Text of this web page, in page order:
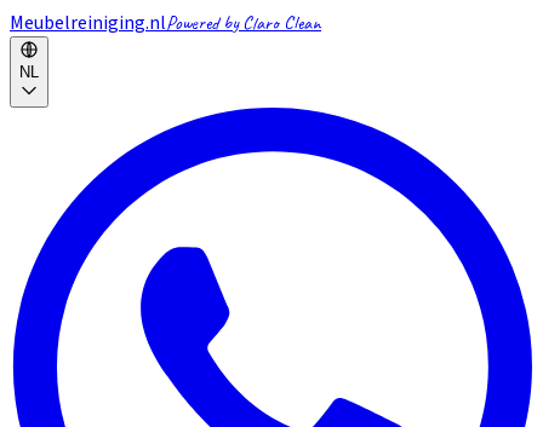
Meubelreiniging.nlPowered by Claro Clean
NL